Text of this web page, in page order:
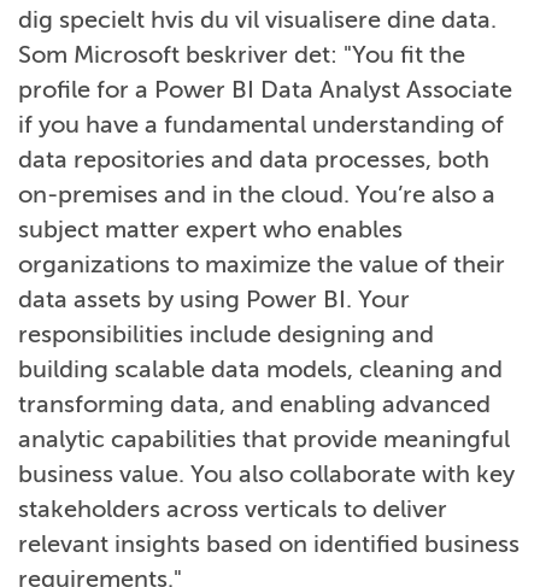
dig specielt hvis du vil visualisere dine data.
Som Microsoft beskriver det: "You fit the
profile for a Power BI Data Analyst Associate
if you have a fundamental understanding of
data repositories and data processes, both
on-premises and in the cloud. You’re also a
subject matter expert who enables
organizations to maximize the value of their
data assets by using Power BI. Your
responsibilities include designing and
building scalable data models, cleaning and
transforming data, and enabling advanced
analytic capabilities that provide meaningful
business value. You also collaborate with key
stakeholders across verticals to deliver
relevant insights based on identified business
requirements."